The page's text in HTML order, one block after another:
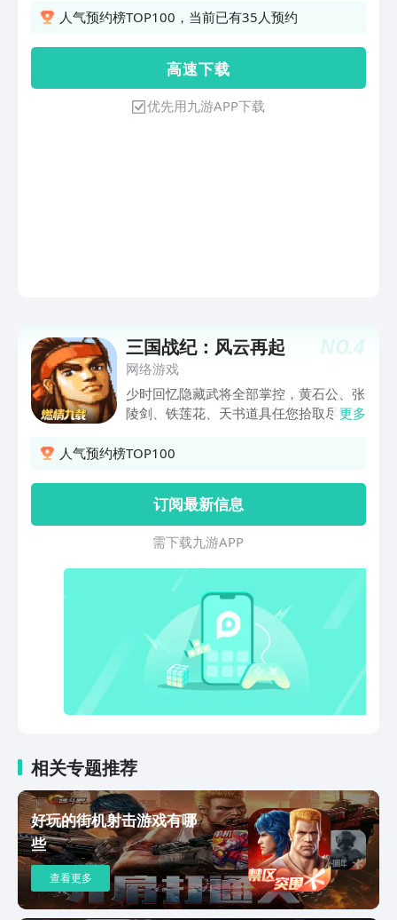
解锁更多的英雄。
人气预约榜TOP100，当前已有35人预约
高 速 下 载
优先用九游APP下载
NO.4
三国战纪：风云再起
网络游戏
少时回忆隐藏武将全部掌控，黄石公、张
陵剑、铁莲花、天书道具任您拾取尽情使
曾经一起经历的热血回忆，重温经典，等
更多
人气预约榜TOP100
订阅最新信息
需 下 载 九 游 A P P
相关专题推荐
好玩的街机射击游戏有哪
些
查看更多